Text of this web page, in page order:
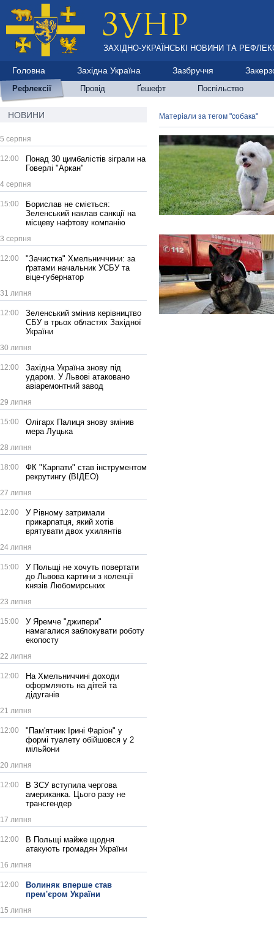
ЗАХІДНО-УКРАЇНСЬКІ НОВИНИ ТА
Головна Західна Україна Зазбруччя
Рефлексії Провід Ґешефт Поспільство
НОВИНИ
5 серпня
12:00
Понад 30 цимбалістів зіграли на
Говерлі "Аркан"
4 серпня
15:00
Борислав не сміється:
Зеленський наклав санкції на
місцеву нафтову компанію
3 серпня
12:00
"Зачистка" Хмельниччини: за
ґратами начальник УСБУ та
віце-губернатор
31 липня
12:00
Зеленський змінив керівництво
СБУ в трьох областях Західної
України
30 липня
12:00
Західна Україна знову під
ударом. У Львові атаковано
авіаремонтний завод
29 липня
15:00
Олігарх Палиця знову змінив
мера Луцька
28 липня
18:00
ФК "Карпати" став інструментом
рекрутингу (ВІДЕО)
27 липня
12:00
У Рівному затримали
прикарпатця, який хотів
врятувати двох ухилянтів
24 липня
15:00
У Польщі не хочуть повертати
до Львова картини з колекції
князів Любомирських
23 липня
15:00
У Яремче "джипери"
намагалися заблокувати роботу
екопосту
22 липня
12:00
На Хмельниччині доходи
оформляють на дітей та
дідуганів
21 липня
12:00
"Пам'ятник Ірині Фаріон" у
формі туалету обійшовся у 2
мільйони
20 липня
12:00
В ЗСУ вступила чергова
американка. Цього разу не
трансгендер
17 липня
12:00
В Польщі майже щодня
атакують громадян України
16 липня
12:00
Волиняк вперше став
прем'єром України
15 липня
Матеріали за тегом "собака"